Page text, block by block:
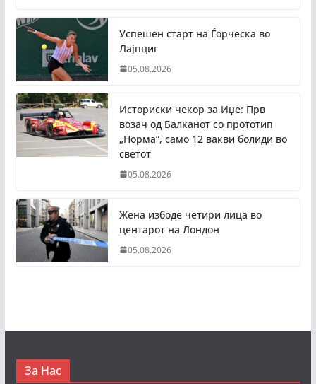
Успешен старт на Ѓорческа во
Лајпциг
05.08.2026
Историски чекор за Иџе: Прв
возач од Балканот со прототип
„Норма“, само 12 вакви болиди во
светот
05.08.2026
Жена избоде четири лица во
центарот на Лондон
05.08.2026
За Нас